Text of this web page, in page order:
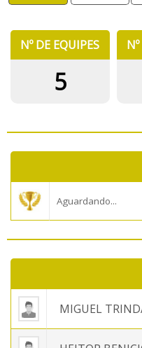
Nº DE EQUIPES
5
Aguardando...
MIGUEL